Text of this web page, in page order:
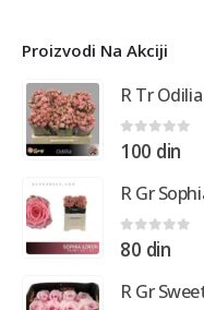
Proizvodi Na Akciji
R Tr
0 out of 5
100 din
R Gr
0out of 5
80 din
R Gr